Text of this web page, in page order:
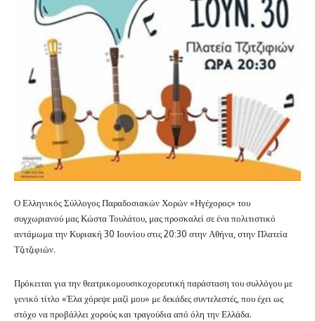
Ο Ελληνικός Σύλλογος Παραδοσιακών Χορών «Ηγέχορος» του
συγχωριανού μας Κώστα Τουλάτου, μας προσκαλεί σε ένα πολιτιστικό
αντάμωμα την Κυριακή 30 Ιουνίου στις 20:30 στην Αθήνα, στην Πλατεία
Τζιτζιφιών.
Πρόκειται για την θεατρικομουσικοχορευτική παράσταση του συλλόγου με
γενικό τίτλο «Έλα χόρεψε μαζί μου» με δεκάδες συντελεστές, που έχει ως
στόχο να προβάλλει χορούς και τραγούδια από όλη την Ελλάδα.